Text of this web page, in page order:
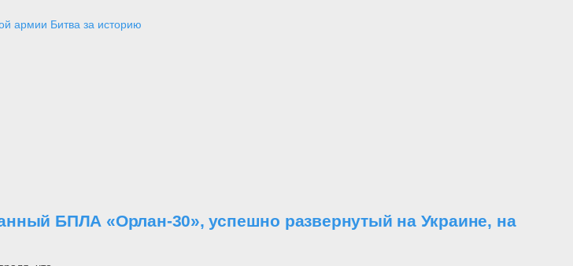
армии Битва за историю
БПЛА «Орлан-30», успешно развернутый на Украине, на